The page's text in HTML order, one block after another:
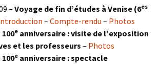
– Voyage de fin d’études à Venise (6es
– Compte-rendu – Photos
100e anniversaire : visite de l’exposition
et les professeurs – Photos
100e anniversaire : spectacle